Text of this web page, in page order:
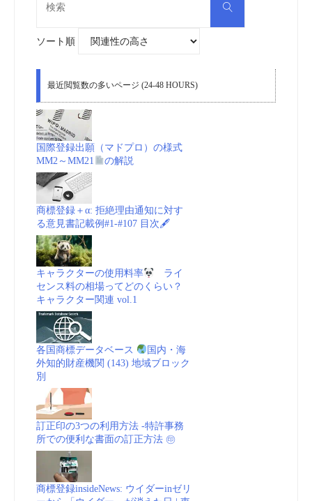
検
ソート順
最近閲覧数の多いページ (24-48 HOURS)
国際登録出願（マドプロ）の様式
MM2～MM21
の解説
商標登録＋α: 拒絶理由通知に対す
る意見書記載例#1-#107 目次🖋
キャラクターの使用料率
ライ
センス料の相場ってどのくらい？
キャラクター関連 vol.1
各国商標データベース
国内・海
外知的財産機関 (143) 地域ブロック
別
訂正印の3つの利用方法 -特許事務
所での便利な書面の訂正方法 ㊞
商標登録insideNews: ウイダーinゼリ